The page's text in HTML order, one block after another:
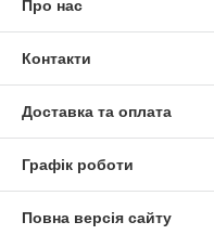
Про нас
Контакти
Доставка та оплата
Графік роботи
Повна версія сайту